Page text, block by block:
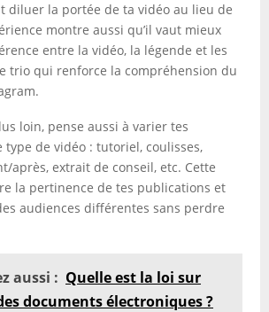
diluer la portée de ta vidéo au lieu de
montre aussi qu’il vaut mieux
entre la vidéo, la légende et les
trio qui renforce la compréhension du
loin, pense aussi à varier tes
type de vidéo : tutoriel, coulisses,
après, extrait de conseil, etc. Cette
la pertinence de tes publications et
audiences différentes sans perdre
aussi : Quelle est la loi sur
documents électroniques ?